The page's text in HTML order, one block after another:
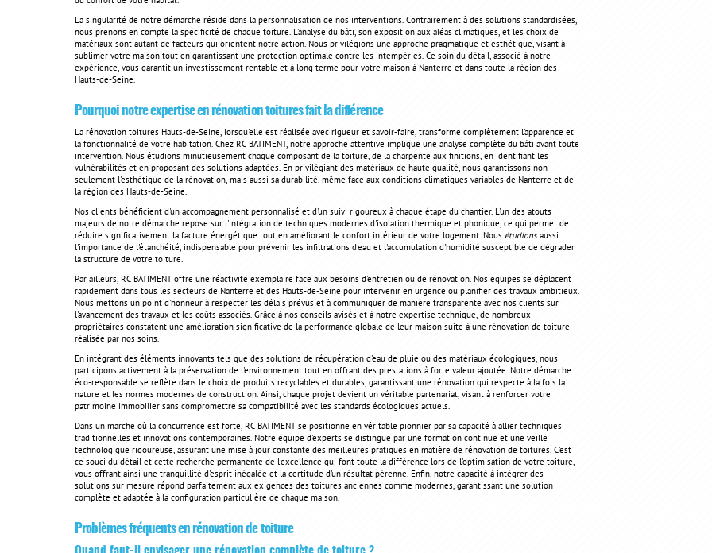
La singularité de notre démarche réside dans la personnalisation de nos interventions. Contrairement à des solutions standardisées,
nous prenons en compte la spécificité de chaque toiture. L'analyse du bâti, son exposition aux aléas climatiques, et les choix de
matériaux sont autant de facteurs qui orientent notre action. Nous privilégions une approche pragmatique et esthétique, visant à
sublimer votre maison tout en garantissant une protection optimale contre les intempéries. Ce soin du détail, associé à notre
expérience, vous garantit un investissement rentable et à long terme pour votre maison à Nanterre et dans toute la région des
Hauts-de-Seine.
Pourquoi notre expertise en rénovation toitures fait la différence
La rénovation toitures Hauts-de-Seine, lorsqu'elle est réalisée avec rigueur et savoir-faire, transforme complètement l'apparence et
la fonctionnalité de votre habitation. Chez RC BATIMENT, notre approche attentive implique une analyse complète du bâti avant toute
intervention. Nous étudions minutieusement chaque composant de la toiture, de la charpente aux finitions, en identifiant les
vulnérabilités et en proposant des solutions adaptées. En privilégiant des matériaux de haute qualité, nous garantissons non
seulement l'esthétique de la rénovation, mais aussi sa durabilité, même face aux conditions climatiques variables de Nanterre et de
la région des Hauts-de-Seine.
Nos clients bénéficient d'un accompagnement personnalisé et d'un suivi rigoureux à chaque étape du chantier. L'un des atouts
majeurs de notre démarche repose sur l'intégration de techniques modernes d'isolation thermique et phonique, ce qui permet de
réduire significativement la facture énergétique tout en améliorant le confort intérieur de votre logement. Nous étudions aussi
l'importance de l'étanchéité, indispensable pour prévenir les infiltrations d'eau et l'accumulation d'humidité susceptible de dégrader
la structure de votre toiture.
Par ailleurs, RC BATIMENT offre une réactivité exemplaire face aux besoins d'entretien ou de rénovation. Nos équipes se déplacent
rapidement dans tous les secteurs de Nanterre et des Hauts-de-Seine pour intervenir en urgence ou planifier des travaux ambitieux.
Nous mettons un point d'honneur à respecter les délais prévus et à communiquer de manière transparente avec nos clients sur
l'avancement des travaux et les coûts associés. Grâce à nos conseils avisés et à notre expertise technique, de nombreux
propriétaires constatent une amélioration significative de la performance globale de leur maison suite à une rénovation de toiture
réalisée par nos soins.
En intégrant des éléments innovants tels que des solutions de récupération d'eau de pluie ou des matériaux écologiques, nous
participons activement à la préservation de l'environnement tout en offrant des prestations à forte valeur ajoutée. Notre démarche
éco-responsable se reflète dans le choix de produits recyclables et durables, garantissant une rénovation qui respecte à la fois la
nature et les normes modernes de construction. Ainsi, chaque projet devient un véritable partenariat, visant à renforcer votre
patrimoine immobilier sans compromettre sa compatibilité avec les standards écologiques actuels.
Dans un marché où la concurrence est forte, RC BATIMENT se positionne en véritable pionnier par sa capacité à allier techniques
traditionnelles et innovations contemporaines. Notre équipe d'experts se distingue par une formation continue et une veille
technologique rigoureuse, assurant une mise à jour constante des meilleures pratiques en matière de rénovation de toitures. C'est
ce souci du détail et cette recherche permanente de l'excellence qui font toute la différence lors de l'optimisation de votre toiture,
vous offrant ainsi une tranquillité d'esprit inégalée et la certitude d'un résultat pérenne. Enfin, notre capacité à intégrer des
solutions sur mesure répond parfaitement aux exigences des toitures anciennes comme modernes, garantissant une solution
complète et adaptée à la configuration particulière de chaque maison.
Problèmes fréquents en rénovation de toiture